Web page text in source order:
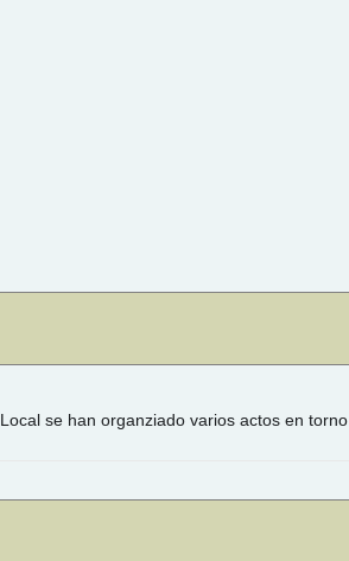
se han organziado varios actos en torno